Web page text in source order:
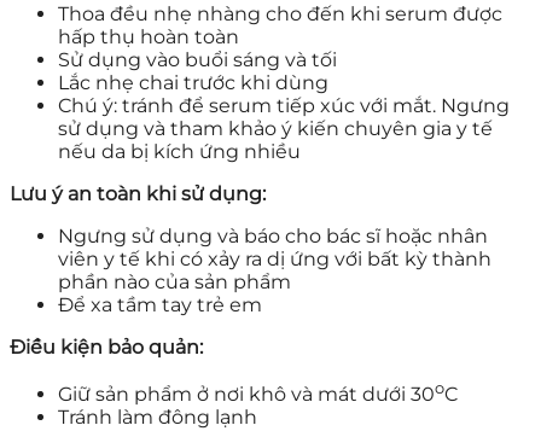
Thoa đều nhẹ nhàng cho đến khi serum được
hấp thụ hoàn toàn
Sử dụng vào buổi sáng và tối
Lắc nhẹ chai trước khi dùng
Chú ý: tránh để serum tiếp xúc với mắt. Ngưng
sử dụng và tham khảo ý kiến chuyên gia y tế
nếu da bị kích ứng nhiều
Lưu ý an toàn khi sử dụng:
Ngưng sử dụng và báo cho bác sĩ hoặc nhân
viên y tế khi có xảy ra dị ứng với bất kỳ thành
phần nào của sản phẩm
Để xa tầm tay trẻ em
Điều kiện bảo quản:
Giữ sản phẩm ở nơi khô và mát dưới 30oC
Tránh làm đông lạnh